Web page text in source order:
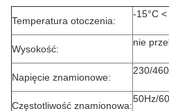
Temperatura otoczenia:
-15°C
Wysokość:
nie
Napięcie znamionowe:
230/
Częstotliwość znamionowa:
50Hz/